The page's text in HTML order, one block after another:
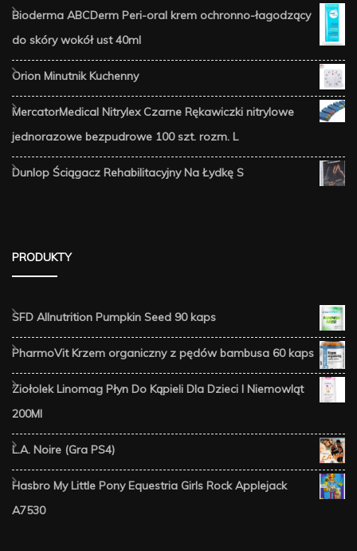
Bioderma ABCDerm Peri-oral krem ochronno-łagodzący
do skóry wokół ust 40ml
Orion Minutnik Kuchenny
MercatorMedical Nitrylex Czarne Rękawiczki nitrylowe
jednorazowe bezpudrowe 100 szt. rozm. L
Dunlop Ściągacz Rehabilitacyjny Na Łydkę S
PRODUKTY
SFD Allnutrition Pumpkin Seed 90 kaps
PharmoVit Krzem organiczny z pędów bambusa 60 kaps
Ziołolek Linomag Płyn Do Kąpieli Dla Dzieci I Niemowląt
200Ml
L.A. Noire (Gra PS4)
Hasbro My Little Pony Equestria Girls Rock Applejack
A7530